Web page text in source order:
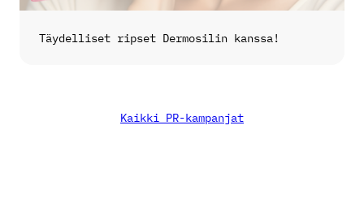
Täydelliset ripset Dermosilin kanssa!
Kaikki PR-kampanjat